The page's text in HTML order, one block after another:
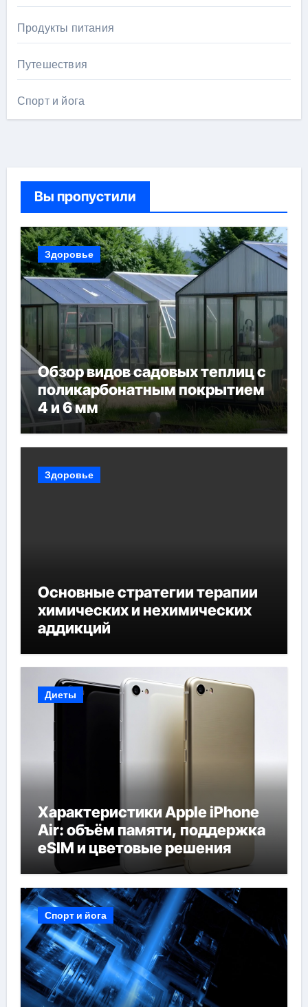
Продукты питания
Путешествия
Спорт и йога
Вы пропустили
Здоровье
Обзор видов садовых теплиц с
поликарбонатным покрытием
4 и 6 мм
Здоровье
Основные стратегии терапии
химических и нехимических
аддикций
Диеты
Характеристики Apple iPhone
Air: объём памяти, поддержка
eSIM и цветовые решения
Спорт и йога